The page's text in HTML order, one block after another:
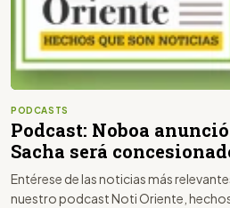
PODCASTS
Podcast: Noboa
Sacha será
Entérese de las noticias más
nuestro podcast Noti Oriente,